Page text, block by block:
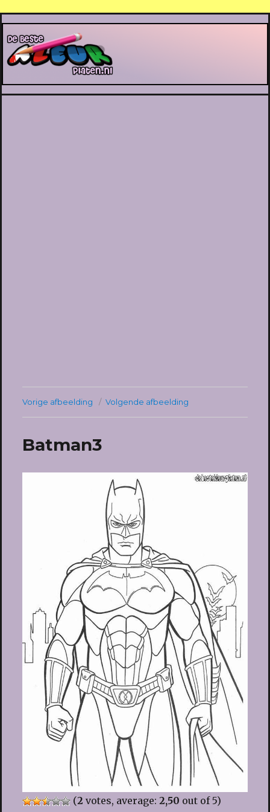
De Beste Kleurplaten
Vorige afbeelding Volgende afbeelding
Batman3
(2 votes, average: 2,50 out of 5)